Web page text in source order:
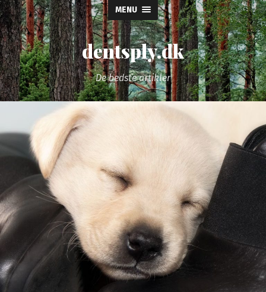
MENU
dentsply.dk
De bedste artikler